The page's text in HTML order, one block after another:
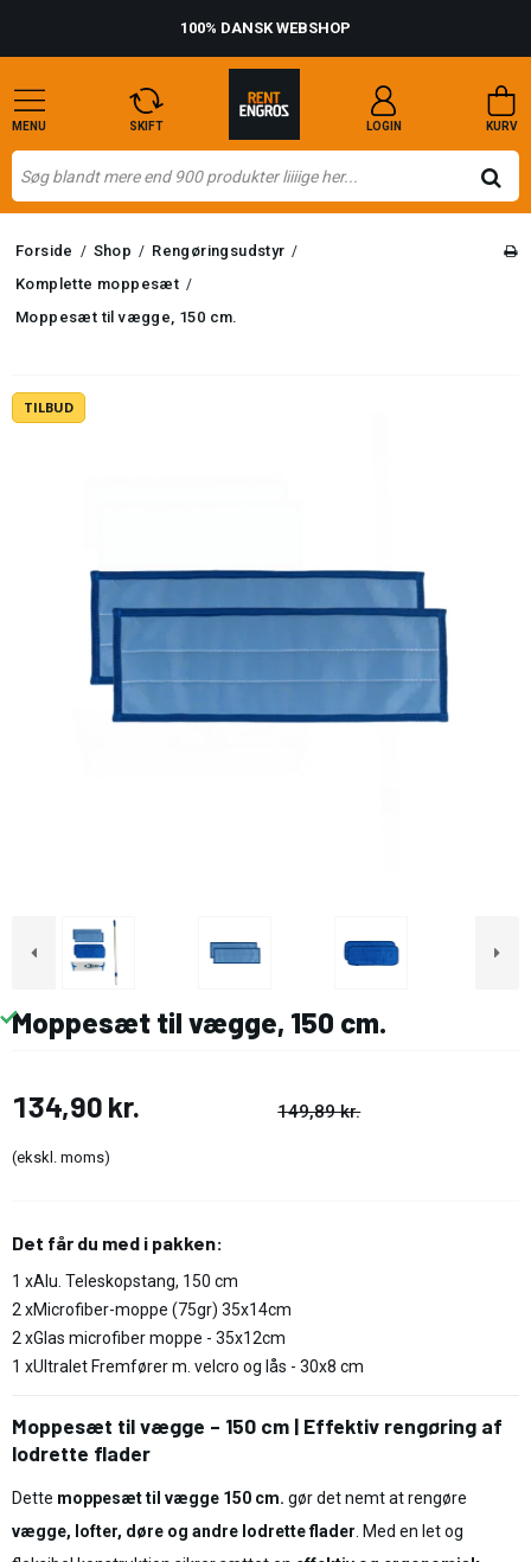
100% DANSK WEBSHOP
MENU SKIFT LOGIN KURV
Forside / Shop / Rengøringsudstyr /
Komplette moppesæt /
Moppesæt til vægge, 150 cm.
TILBUD
Moppesæt til vægge, 150 cm.
134,90 kr. 149,89 kr.
(ekskl. moms)
Det får du med i pakken:
1 xAlu. Teleskopstang, 150 cm
2 xMicrofiber-moppe (75gr) 35x14cm
2 xGlas microfiber moppe - 35x12cm
1 xUltralet Fremfører m. velcro og lås - 30x8 cm
Moppesæt til vægge – 150 cm | Effektiv rengøring af
lodrette flader
Dette moppesæt til vægge 150 cm. gør det nemt at rengøre
vægge, lofter, døre og andre lodrette flader . Med en let og